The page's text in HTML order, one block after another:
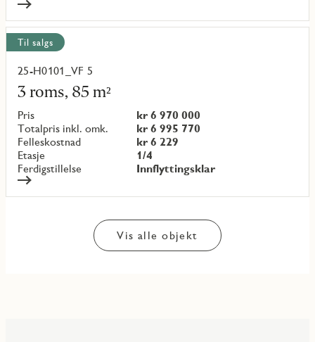
Til salgs
25-H0101_VF 5
3 roms, 85 m²
Pris
kr 6 970 000
Totalpris inkl. omk.
kr 6 995 770
Felleskostnad
kr 6 229
Etasje
1/4
Ferdigstillelse
Innflyttingsklar
Les
mer
om
objekt
{objectNumber}
Vis alle objekt